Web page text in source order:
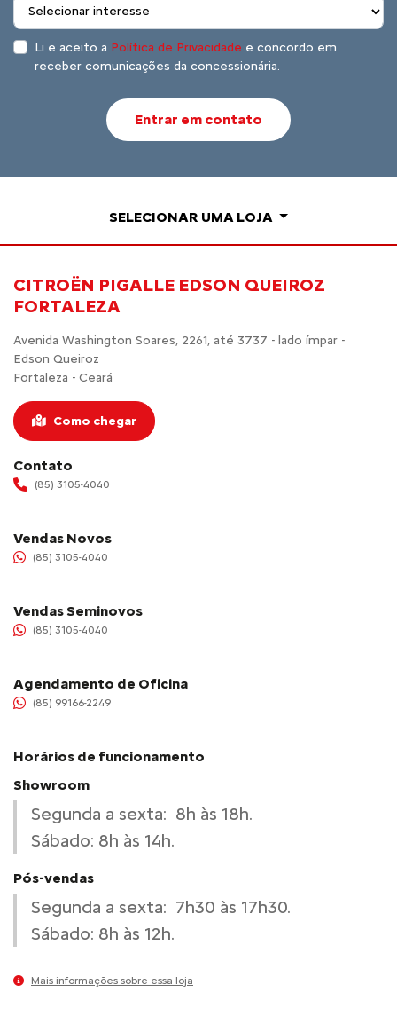
Li e aceito a Política de Privacidade e concordo em
receber comunicações da concessionária.
Entrar em contato
SELECIONAR UMA LOJA
CITROËN PIGALLE EDSON QUEIROZ
FORTALEZA
Avenida Washington Soares, 2261, até 3737 - lado ímpar -
Edson Queiroz
Fortaleza - Ceará
Como chegar
Contato
(85) 3105-4040
Vendas Novos
(85) 3105-4040
Vendas Seminovos
(85) 3105-4040
Agendamento de Oficina
(85) 99166-2249
Horários de funcionamento
Showroom
Segunda a sexta: 8h às 18h.
Sábado: 8h às 14h.
Pós-vendas
Segunda a sexta: 7h30 às 17h30.
Sábado: 8h às 12h.
Mais informações sobre essa loja